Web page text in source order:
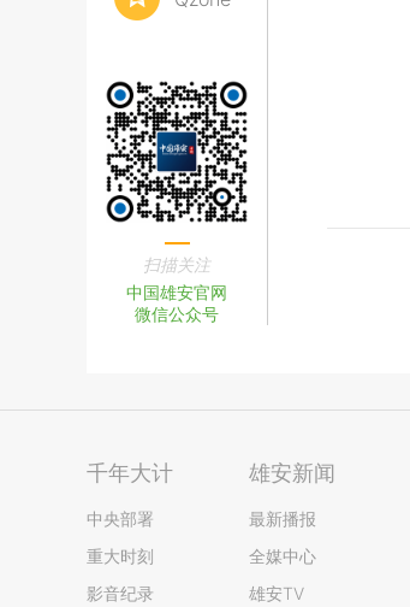
扫描关注
中国雄安官网
微信公众号
千年大计
中央部署
重大时刻
影音纪录
雄安新闻
最新播报
全媒中心
雄安TV